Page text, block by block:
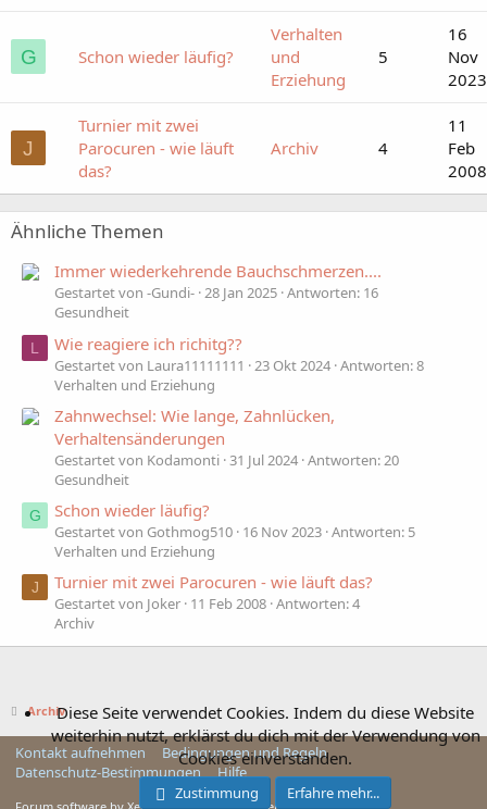
G Schon wieder läufig?
Verhalten
und
Erziehung
5
16
Nov
2023
J
Turnier mit zwei
Parocuren - wie läuft
das?
Archiv 4
11
Feb
2008
Ähnliche Themen
Immer wiederkehrende Bauchschmerzen....
Gestartet von -Gundi- 28 Jan 2025 Antworten: 16
Gesundheit
L Wie reagiere ich richitg??
Gestartet von Laura11111111 23 Okt 2024 Antworten: 8
Verhalten und Erziehung
Zahnwechsel: Wie lange, Zahnlücken,
Verhaltensänderungen
Gestartet von Kodamonti 31 Jul 2024 Antworten: 20
Gesundheit
G Schon wieder läufig?
Gestartet von Gothmog510 16 Nov 2023 Antworten: 5
Verhalten und Erziehung
J Turnier mit zwei Parocuren - wie läuft das?
Gestartet von Joker 11 Feb 2008 Antworten: 4
Archiv
Archiv
Kontakt aufnehmen
Bedingungen und Regeln
Datenschutz-Bestimmungen
Hilfe
Diese Seite verwendet Cookies. Indem du diese Website
weiterhin nutzt, erklärst du dich mit der Verwendung von
Cookies einverstanden.
Zustimmung Erfahre mehr...